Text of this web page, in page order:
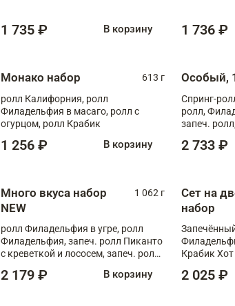
1 735 ₽ В корзину 1 736 ₽
Монако набор
613 г
ролл Калифорния, ролл
Филадельфия в масаго, ролл с
огурцом, ролл Крабик
1 256 ₽ В корзину
Особый,
Спринг-
ролл,
запеч.
Флорида
2 733 ₽
Много вкуса набор
NEW
1 062 г
ролл Филадельфия в угре, ролл
Филадельфия, запеч. ролл Пиканто
с креветкой и лососем, запеч. ролл
2 179 ₽ В корзину
Сет на
набор
Крабик Хот
2 025 ₽